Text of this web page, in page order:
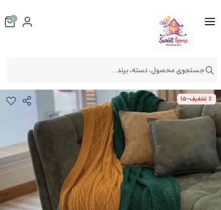
٪ تخفیف-15
0
جستجوی محصول، دسته، برند...